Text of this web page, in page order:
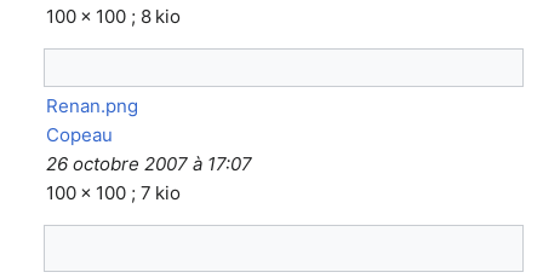
100 × 100 ; 8 kio
Renan.png
Copeau
26 octobre 2007 à 17:07
100 × 100 ; 7 kio